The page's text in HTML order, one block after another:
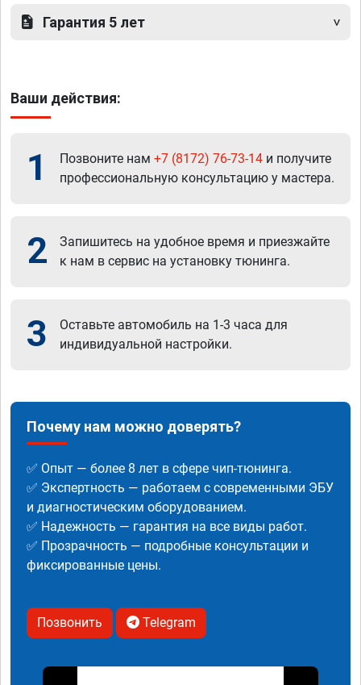
Гарантия 5 лет
Ваши действия:
1 Позвоните нам +7 (8172) 76-73-14 и получите
профессиональную консультацию у мастера.
2
Запишитесь на удобное время и приезжайте
к нам в сервис на установку тюнинга.
3
Оставьте автомобиль на 1-3 часа для
индивидуальной настройки.
Почему нам можно доверять?
✅ Опыт — более 8 лет в сфере чип-тюнинга.
✅ Экспертность — работаем с современными ЭБУ
и диагностическим оборудованием.
✅ Надежность — гарантия на все виды работ.
✅ Прозрачность — подробные консультации и
фиксированные цены.
Позвонить Telegram